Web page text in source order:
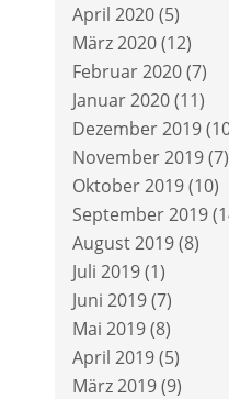
April 2020(5)
März 2020(12)
Februar 2020(7)
Januar 2020(11)
Dezember 2019
November 2019(7)
Oktober 2019(10)
September 2019
August 2019(8)
Juli 2019(1)
Juni 2019(7)
Mai 2019(8)
April 2019(5)
März 2019(9)